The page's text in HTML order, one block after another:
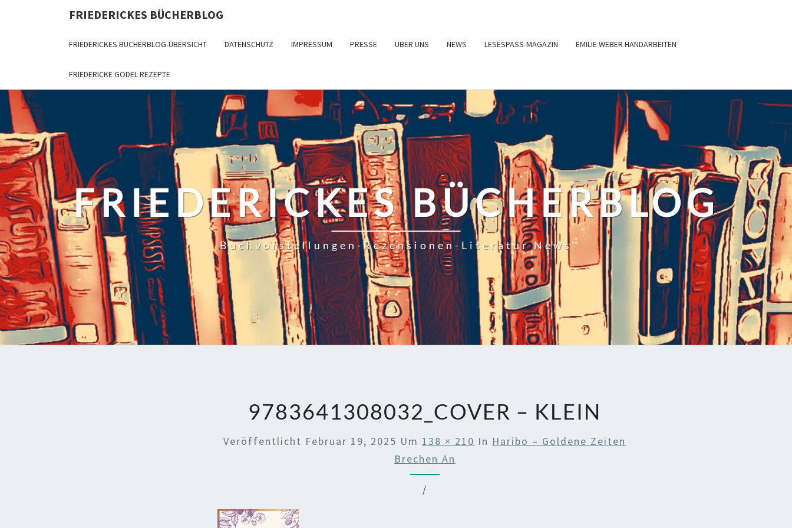
FRIEDERICKES BÜCHERBLOG
FRIEDERICKES BÜCHERBLOG-ÜBERSICHT DATENSCHUTZ IMPRESSUM PRESSE ÜBER UNS NEWS LESESPASS-MAGAZIN EMILIE WEBER HANDARBEITEN
FRIEDERICKE GODEL REZEPTE
FRIEDERICKES BÜCHERBLOG
Buchvorstellungen-Rezensionen-Literatur News
9783641308032_COVER – KLEIN
Veröffentlicht Februar 19, 2025 Um 138 × 210 In Haribo – Goldene Zeiten
Brechen An
/